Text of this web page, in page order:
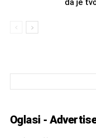
da je
Oglasi -